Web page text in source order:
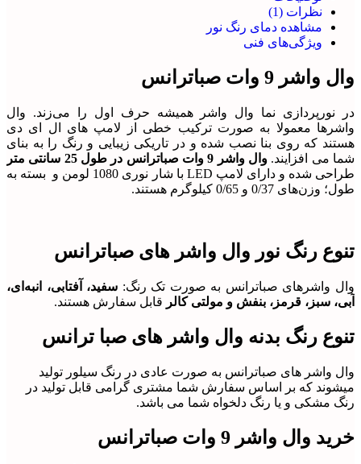
نظرات (1)
مشاهده دمای رنگ نور
ویژگی‌های فنی
وال واشر 9 وات صباترانس
در نورپردازی نما وال واشر همیشه حرف اول را می‌زند. وال
واشرها معمولا به صورت ترکیب خطی از لامپ های ال ای دی
هستند که روی بنا نصب شده و در تاریکی زیبایی و رنگ را به بنای
شما می افزایند. وال واشر 9 وات صباترانس در طول 25 سانتی متر
طراحی شده و دارای لامپ LED با شار نوری 1080 لومن و بسته به
طول؛ وزن‌های 0/37 و 0/65 کیلوگرم هستند.
تنوع رنگ نور وال واشر های صباترانس
وال واشرهای صباترانس به صورت تک رنگ: سفید، آفتابی، انبه‌ای،
آبی، سبز، قرمز، بنفش و مولتی کالر قابل سفارش هستند.
تنوع رنگ بدنه وال واشر های صبا ترانس
وال واشر های صباترانس به صورت عادی در رنگ سیلور تولید
میشوند که بر اساس سفارش شما مشتری گرامی قابل تولید در
رنگ مشکی و یا رنگ دلخواه شما می باشد.
خرید وال واشر 9 وات صباترانس